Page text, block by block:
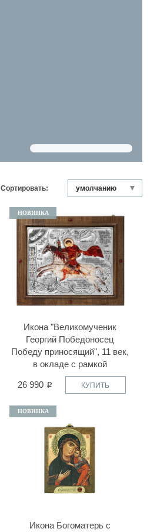
Сортировать:
НОВИНКА
Икона "Великомученик
Георгий Победоносец
Победу приносящий", 11 век,
в окладе с рамкой
26 990 КУПИТЬ
НОВИНКА
Икона Богоматерь с